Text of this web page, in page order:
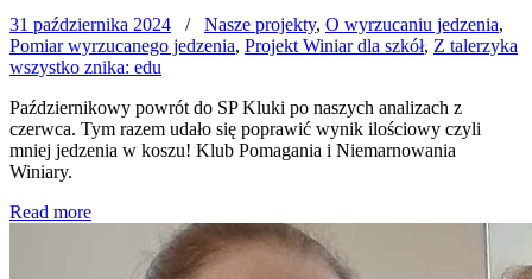
31 października 2024 / Nasze projekty, O wyrzucaniu jedzenia,
Pomiar wyrzucanego jedzenia, Projekt Winiar dla szkół, Z talerzyka
wszystko znika: edu
Październikowy powrót do SP Kluki po naszych analizach z
czerwca. Tym razem udało się poprawić wynik ilościowy czyli
mniej jedzenia w koszu! Klub Pomagania i Niemarnowania
Winiary.
Read more